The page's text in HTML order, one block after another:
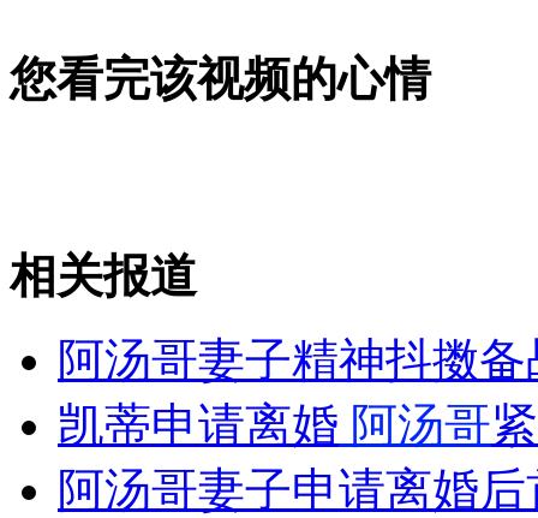
偷走百斤保险箱 打开只有13元
山西运城恶犬咬伤多人 警民合力深夜将其击毙
女孩北京地铁殴打老人 痛下狠手拳打脚踢
您看完该视频的心情
相关报道
阿汤哥妻子精神抖擞
凯蒂申请离婚 阿汤哥
阿汤哥妻子申请离婚